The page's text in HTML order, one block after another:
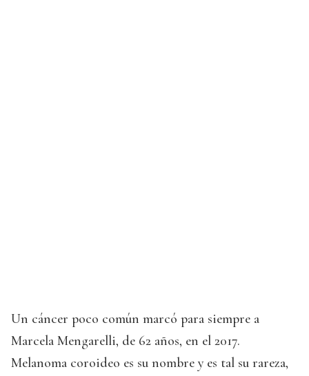
Un cáncer poco común marcó para siempre a
Marcela Mengarelli, de 62 años, en el 2017.
Melanoma coroideo es su nombre y es tal su rareza,